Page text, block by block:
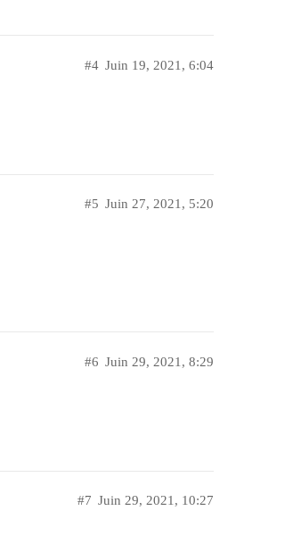
Juin 19, 2021, 6:04
#4
Juin 27, 2021, 5:20
#5
Juin 29, 2021, 8:29
#6
Juin 29, 2021, 10:27
#7